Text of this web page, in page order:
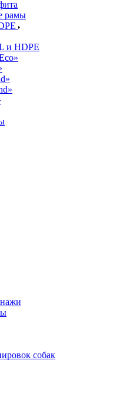
рамы
и HDPE
собак